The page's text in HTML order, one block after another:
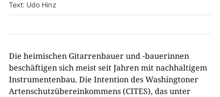
Text: Udo Hinz
Die heimischen Gitarrenbauer und -bauerinnen
beschäftigen sich meist seit Jahren mit nachhaltigem
Instrumentenbau. Die Intention des Washingtoner
Artenschutzübereinkommens (CITES), das unter